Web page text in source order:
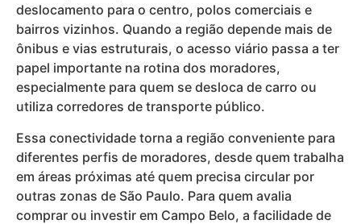
deslocamento para o centro, polos comerciais e
bairros vizinhos. Quando a região depende mais de
ônibus e vias estruturais, o acesso viário passa a ter
papel importante na rotina dos moradores,
especialmente para quem se desloca de carro ou
utiliza corredores de transporte público.
Essa conectividade torna a região conveniente para
diferentes perfis de moradores, desde quem trabalha
em áreas próximas até quem precisa circular por
outras zonas de São Paulo. Para quem avalia
comprar ou investir em Campo Belo, a facilidade de